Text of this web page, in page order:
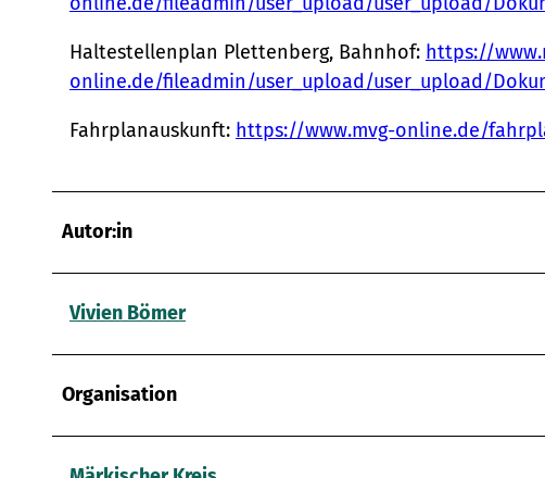
Haltestellenplan Plettenberg, Bahnhof: https://
online.de/fileadmin/user_upload/user_upload/
Fahrplanauskunft: https://www.mvg-online.de/
Autor:in
Vivien Bömer
Organisation